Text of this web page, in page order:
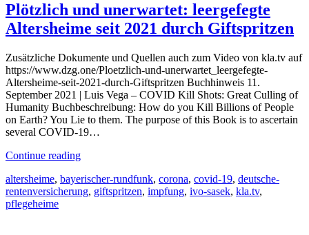
Plötzlich und unerwartet: leergefegte
Altersheime seit 2021 durch Giftspritzen
Zusätzliche Dokumente und Quellen auch zum Video von kla.tv auf
https://www.dzg.one/Ploetzlich-und-unerwartet_leergefegte-
Altersheime-seit-2021-durch-Giftspritzen Buchhinweis 11.
September 2021 | Luis Vega – COVID Kill Shots: Great Culling of
Humanity Buchbeschreibung: How do you Kill Billions of People
on Earth? You Lie to them. The purpose of this Book is to ascertain
several COVID-19…
Continue reading
altersheime, bayerischer-rundfunk, corona, covid-19, deutsche-
rentenversicherung, giftspritzen, impfung, ivo-sasek, kla.tv,
pflegeheime